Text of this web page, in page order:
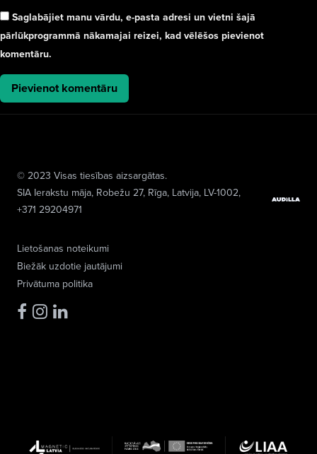
Saglabājiet manu vārdu, e-pasta adresi un vietni šajā
pārlūkprogrammā nākamajai reizei, kad vēlēšos pievienot
komentāru.
Lietošanas noteikumi
Biežāk uzdotie jautājumi
Privātuma politika
© 2023 Visas tiesības aizsargātas.
SIA Ierakstu māja, Robežu 27, Rīga, Latvija, LV-1002,
+371 29204971